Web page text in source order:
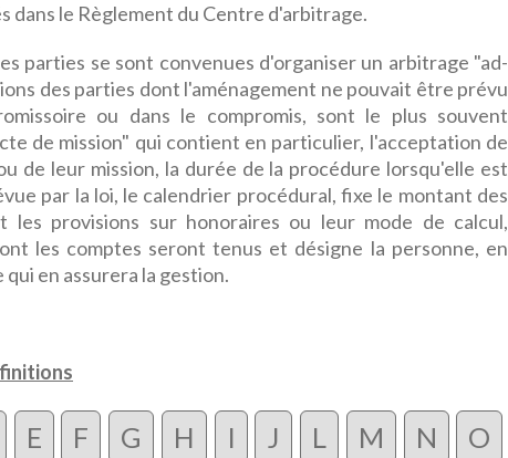
dans le Règlement du Centre d'arbitrage.
parties se sont convenues d'organiser un arbitrage "ad-
des parties dont l'aménagement ne pouvait être prévu
ou dans le compromis, sont le plus souvent
de mission" qui contient en particulier, l'acceptation de
de leur mission, la durée de la procédure lorsqu'elle est
par la loi, le calendrier procédural, fixe le montant des
les provisions sur honoraires ou leur mode de calcul,
les comptes seront tenus et désigne la personne, en
en assurera la gestion.
E F G H I J L M N
O